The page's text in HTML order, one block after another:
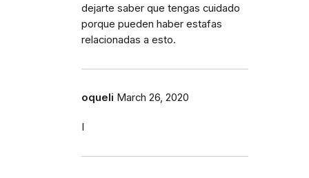
dejarte saber que tengas cuidado
porque pueden haber estafas
relacionadas a esto.
oqueli March 26, 2020
I